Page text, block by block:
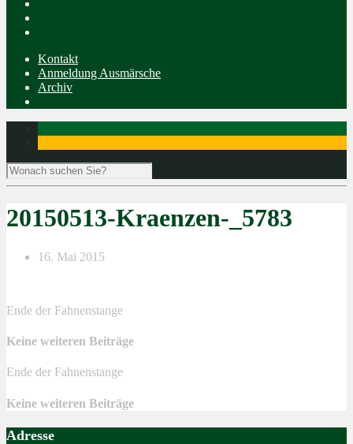
Kontakt
Anmeldung Ausmärsche
Archiv
20150513-Kraenzen-_5783
16. Mai 2015
Ende der Fahnenstange
Keine weiteren Beiträge
Ende der Fahnenstange
Keine weiteren Beiträge
Adresse